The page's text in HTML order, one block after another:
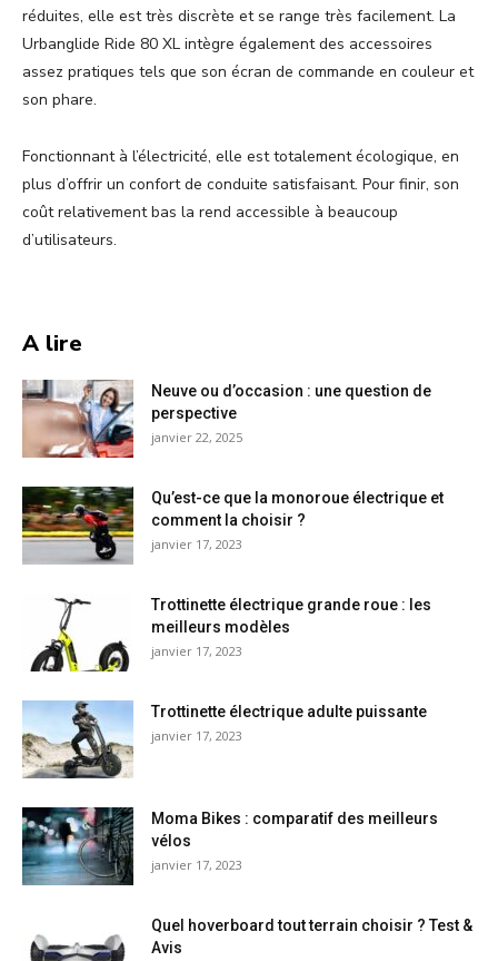
réduites, elle est très discrète et se range très facilement. La
Urbanglide Ride 80 XL intègre également des accessoires
assez pratiques tels que son écran de commande en couleur et
son phare.
Fonctionnant à l’électricité, elle est totalement écologique, en
plus d’offrir un confort de conduite satisfaisant. Pour finir, son
coût relativement bas la rend accessible à beaucoup
d’utilisateurs.
A lire
Neuve ou d’occasion : une question de
perspective
janvier 22, 2025
Qu’est-ce que la monoroue électrique et
comment la choisir ?
janvier 17, 2023
Trottinette électrique grande roue : les
meilleurs modèles
janvier 17, 2023
Trottinette électrique adulte puissante
janvier 17, 2023
Moma Bikes : comparatif des meilleurs
vélos
janvier 17, 2023
Quel hoverboard tout terrain choisir ? Test &
Avis